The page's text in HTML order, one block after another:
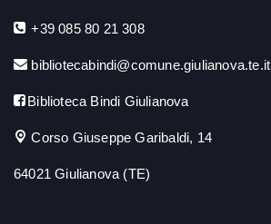
+39 085 80 21 308
bibliotecabindi@comune.giulianova.te.it
Biblioteca Bindi Giulianova
Corso Giuseppe Garibaldi, 14
64021 Giulianova (TE)